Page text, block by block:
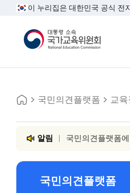
이 누리집은 대한민국 공식 전
대통령소속 국가교
홈
국민의견플랫폼 교
주소
인쇄
알림 국민의견플랫폼
국민의견플랫폼